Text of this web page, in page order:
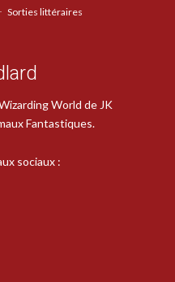
Sorties littéraires
World de JK
Fantastiques.
sociaux :